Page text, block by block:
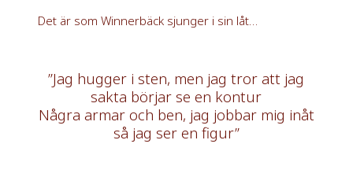
Det är som Winnerbäck sjunger i sin låt…
”Jag hugger i sten, men jag tror att jag
sakta börjar se en kontur
Några armar och ben, jag jobbar mig inåt
så jag ser en figur”